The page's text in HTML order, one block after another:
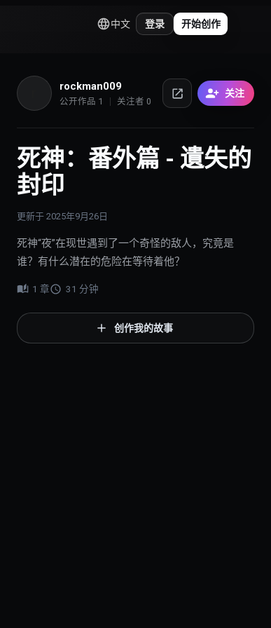
中文 登录 开始创作
rockman009
公开作品 1 关注者 0
关注
死神：番外篇 - 遺失的
封印
更新于 2025年9月26日
死神“夜”在现世遇到了一个奇怪的敌人，究竟是
谁？有什么潜在的危险在等待着他？
1 章 31 分钟
创作我的故事